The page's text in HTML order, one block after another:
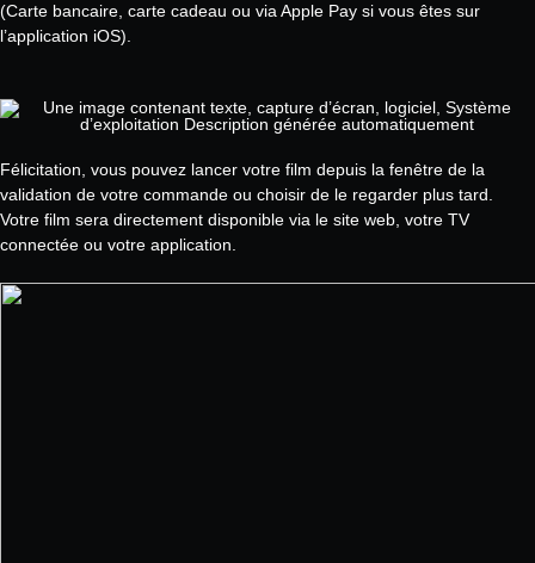
(Carte bancaire, carte cadeau ou via Apple Pay si vous êtes sur
l’application iOS).
Félicitation, vous pouvez lancer votre film depuis la fenêtre de la
validation de votre commande ou choisir de le regarder plus tard.
Votre film sera directement disponible via le site web, votre TV
connectée ou votre application.